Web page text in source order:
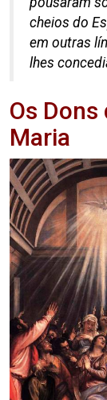
cheios do
em outras
lhes
Os
Maria